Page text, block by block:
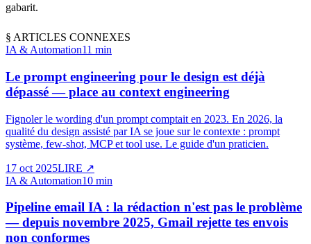
gabarit.
§ ARTICLES CONNEXES
IA & Automation11 min
Le prompt engineering pour le design est déjà
dépassé — place au context engineering
Fignoler le wording d'un prompt comptait en 2023. En 2026, la
qualité du design assisté par IA se joue sur le contexte : prompt
système, few-shot, MCP et tool use. Le guide d'un praticien.
17 oct 2025LIRE ↗
IA & Automation10 min
Pipeline email IA : la rédaction n'est pas le problème
— depuis novembre 2025, Gmail rejette tes envois
non conformes